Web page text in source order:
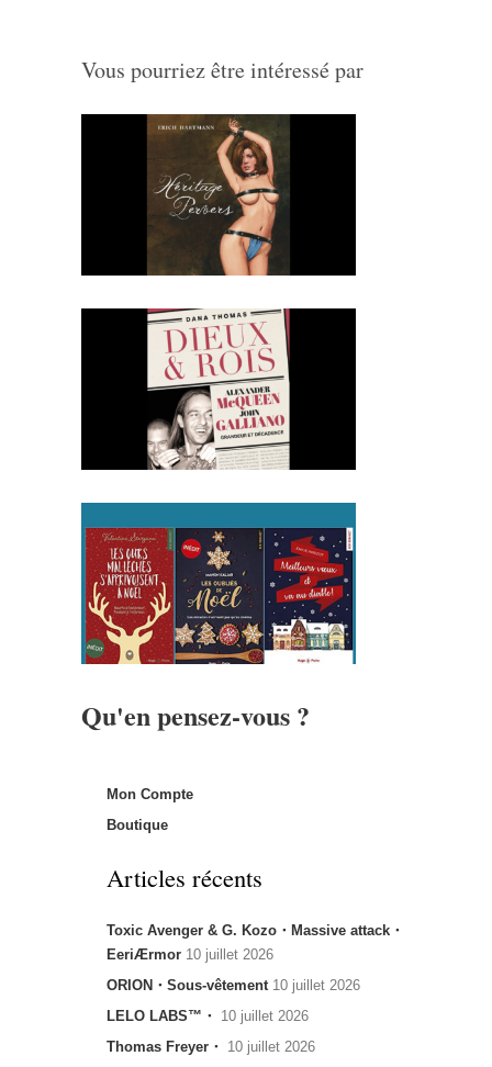
Vous pourriez être intéressé par
Qu'en pensez-vous ?
Mon Compte
Boutique
Articles récents
Toxic Avenger & G. Kozo・Massive attack・
EeriÆrmor 10 juillet 2026
ORION・Sous-vêtement 10 juillet 2026
LELO LABS™・ 10 juillet 2026
Thomas Freyer・ 10 juillet 2026